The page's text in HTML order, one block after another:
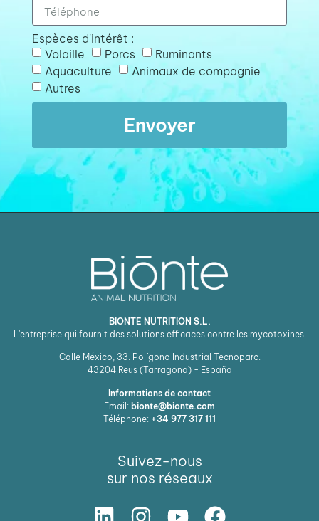
Espèces d'intérêt :
Volaille
Porcs
Ruminants
Aquaculture
Animaux de compagnie
Autres
Envoyer
BIONTE NUTRITION S.L.
L'entreprise qui fournit des solutions efficaces contre les mycotoxines.
Calle México, 33. Polígono Industrial Tecnoparc.
43204 Reus (Tarragona) - España
Informations de contact
Email: bionte@bionte.com
Téléphone: +34 977 317 111
Suivez-nous
sur nos réseaux